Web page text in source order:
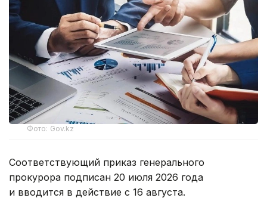
Фото: Gov.kz
Соответствующий приказ генерального
прокурора подписан 20 июля 2026 года
и вводится в действие с 16 августа.